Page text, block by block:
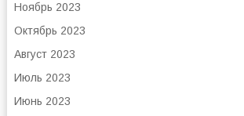
Ноябрь 2023
Октябрь 2023
Август 2023
Июль 2023
Июнь 2023